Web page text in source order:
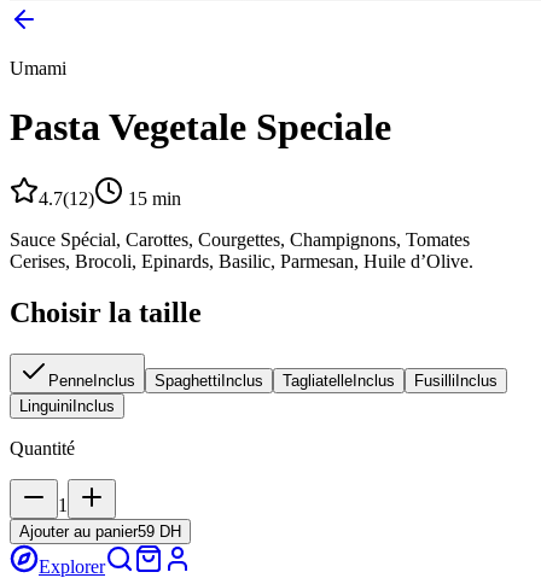
Umami
Pasta Vegetale Speciale
4.7(12) 15 min
Sauce Spécial, Carottes, Courgettes, Champignons, Tomates
Cerises, Brocoli, Epinards, Basilic, Parmesan, Huile d’Olive.
Choisir la taille
PenneInclus SpaghettiInclus TagliatelleInclus FusilliInclus
LinguiniInclus
Quantité
1
Ajouter au panier59 DH
Explorer